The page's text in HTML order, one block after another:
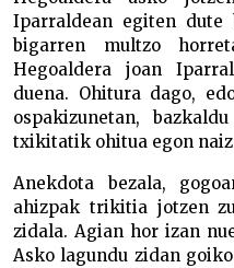
Iparraldean egiten dute
bigarren multzo
Hegoaldera joan
duena. Ohitura dago,
ospakizunetan,
txikitatik ohitua egon
Anekdota bezala,
ahizpak trikitia jotzen
zidala. Agian hor izan
Asko lagundu zidan